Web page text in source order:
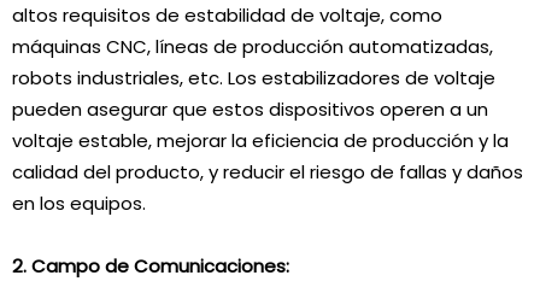
altos requisitos de estabilidad de voltaje, como
máquinas CNC, líneas de producción automatizadas,
robots industriales, etc. Los estabilizadores de voltaje
pueden asegurar que estos dispositivos operen a un
voltaje estable, mejorar la eficiencia de producción y la
calidad del producto, y reducir el riesgo de fallas y daños
en los equipos.
2. Campo de Comunicaciones: